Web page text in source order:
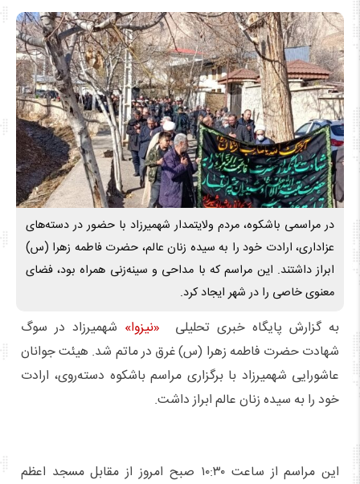
در مراسمی باشکوه، مردم ولایتمدار شهمیرزاد با حضور در دسته‌های
عزاداری، ارادت خود را به سیده زنان عالم، حضرت فاطمه زهرا (س)
ابراز داشتند. این مراسم که با مداحی و سینه‌زنی همراه بود، فضای
معنوی خاصی را در شهر ایجاد کرد.
به گزارش پایگاه خبری تحلیلی «نیزوا» شهمیرزاد در سوگ
شهادت حضرت فاطمه زهرا (س) غرق در ماتم شد. هیئت جوانان
عاشورایی شهمیرزاد با برگزاری مراسم باشکوه دسته‌روی، ارادت
خود را به سیده زنان عالم ابراز داشت.
این مراسم از ساعت ۱۰:۳۰ صبح امروز از مقابل مسجد اعظم